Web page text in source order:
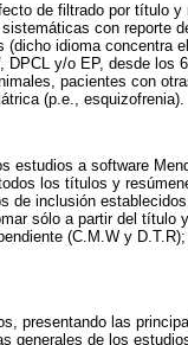
de filtrado por título y
con reporte
idioma concentra
y/o EP, desde los
pacientes con
(p.e., esquizofrenia).
estudios a software
los títulos y
de inclusión
sólo a partir del título
(C.M.W y
presentando las
generales de los